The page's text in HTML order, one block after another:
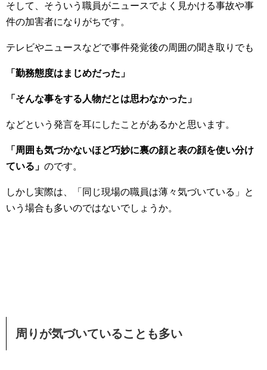
そして、そういう職員がニュースでよく見かける事故や事
件の加害者になりがちです。
テレビやニュースなどで事件発覚後の周囲の聞き取りでも
「勤務態度はまじめだった」
「そんな事をする人物だとは思わなかった」
などという発言を耳にしたことがあるかと思います。
「周囲も気づかないほど巧妙に裏の顔と表の顔を使い分け
ている」 のです。
しかし実際は、「同じ現場の職員は薄々気づいている」と
いう場合も多いのではないでしょうか。
周りが気づいていることも多い